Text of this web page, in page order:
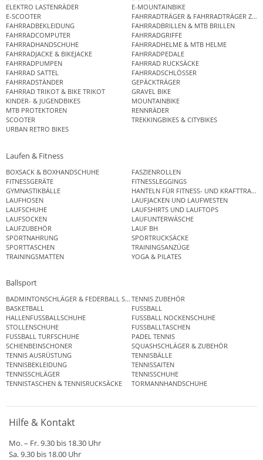
ELEKTRO LASTENRÄDER
E-MOUNTAINBIKE
E-SCOOTER
FAHRRADTRÄGER & FAHRRADTRÄGER
FAHRRADBEKLEIDUNG
FAHRRADBRILLEN & MTB BRILLEN
FAHRRADCOMPUTER
FAHRRADGRIFFE
FAHRRADHANDSCHUHE
FAHRRADHELME & MTB HELME
FAHRRADJACKE & BIKEJACKE
FAHRRADPEDALE
FAHRRADPUMPEN
FAHRRAD RUCKSÄCKE
FAHRRAD SATTEL
FAHRRADSCHLÖSSER
FAHRRADSTÄNDER
GEPÄCKTRÄGER
FAHRRAD TRIKOT & BIKE TRIKOT
GRAVEL BIKE
KINDER- & JUGENDBIKES
MOUNTAINBIKE
MTB PROTEKTOREN
RENNRÄDER
SCOOTER
TREKKINGBIKES & CITYBIKES
URBAN RETRO BIKES
Laufen & Fitness
BOXSACK & BOXHANDSCHUHE
FASZIENROLLEN
FITNESSGERÄTE
FITNESSLEGGINGS
GYMNASTIKBÄLLE
HANTELN FÜR FITNESS- UND
LAUFHOSEN
LAUFJACKEN UND LAUFWESTEN
LAUFSCHUHE
LAUFSHIRTS UND LAUFTOPS
LAUFSOCKEN
LAUFUNTERWÄSCHE
LAUFZUBEHÖR
LAUF BH
SPORTNAHRUNG
SPORTRUCKSÄCKE
SPORTTASCHEN
TRAININGSANZÜGE
TRAININGSMATTEN
YOGA & PILATES
Ballsport
BADMINTONSCHLÄGER & FEDERBALL SETSTENNIS ZUBEHÖR
BASKETBALL
FUSSBALL
HALLENFUSSBALLSCHUHE
FUSSBALL NOCKENSCHUHE
STOLLENSCHUHE
FUSSBALLTASCHEN
FUSSBALL TURFSCHUHE
PADEL TENNIS
SCHIENBEINSCHONER
SQUASHSCHLÄGER & ZUBEHÖR
TENNIS AUSRÜSTUNG
TENNISBÄLLE
TENNISBEKLEIDUNG
TENNISSAITEN
TENNISSCHLÄGER
TENNISSCHUHE
TENNISTASCHEN & TENNISRUCKSÄCKE
TORMANNHANDSCHUHE
Hilfe & Kontakt
Mo. – Fr. 9.30 bis 18.30 Uhr
Sa. 9.30 bis 18.00 Uhr